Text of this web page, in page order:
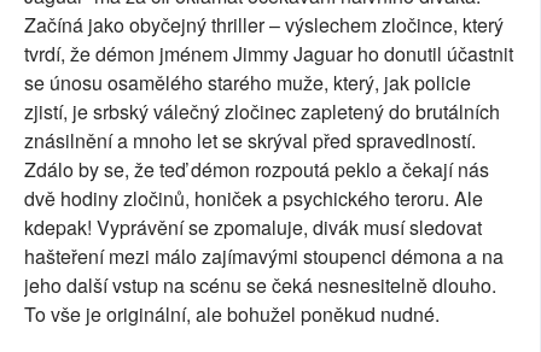
Začíná jako obyčejný thriller – výslechem zločince, který
tvrdí, že démon jménem Jimmy Jaguar ho donutil účastnit
se únosu osamělého starého muže, který, jak policie
zjistí, je srbský válečný zločinec zapletený do brutálních
znásilnění a mnoho let se skrýval před spravedlností.
Zdálo by se, že teď démon rozpoutá peklo a čekají nás
dvě hodiny zločinů, honiček a psychického teroru. Ale
kdepak! Vyprávění se zpomaluje, divák musí sledovat
hašteření mezi málo zajímavými stoupenci démona a na
jeho další vstup na scénu se čeká nesnesitelně dlouho.
To vše je originální, ale bohužel poněkud nudné.